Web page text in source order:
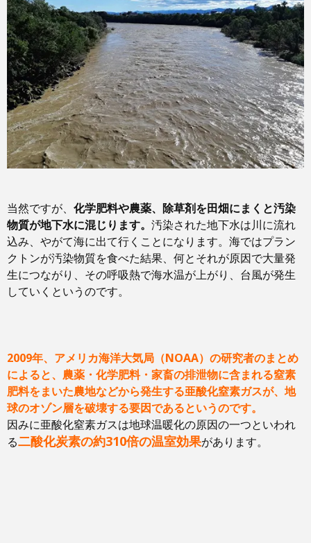
当然ですが、 化学肥料や農薬、除草剤を田畑にまくと汚染
物質が地下水に混じります。 汚染された地下水は川に流れ
込み、やがて海に出て行くことになります。海ではプラン
クトンが汚染物質を食べた結果、何とそれが原因で大量発
生につながり、その呼吸熱で海水温が上がり、台風が発生
していくというのです。
2009年、アメリカ海洋大気局（NOAA）の研究者のまとめ
によると、農薬・化学肥料・家畜の排泄物に含まれる窒素
肥料をまいた農地などから発生する亜酸化窒素ガスが、地
球のオゾン層を破壊する要因であるというのです。
因みに亜酸化窒素ガスは地球温暖化の原因の一つといわれ
る二酸化炭素の約310倍の温室効果があります。